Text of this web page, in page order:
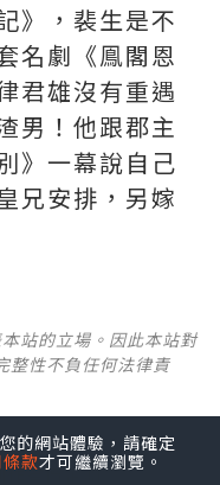
》，裴生是不
名劇《鳯閣恩
君雄沒有重遇
男！他跟郡主
》一幕說自己
兄安排，另嫁
站的立場。因此本站對
整性不負任何法律責
作有價企劃》
的網站體驗，請確定
款才可繼續瀏覽。